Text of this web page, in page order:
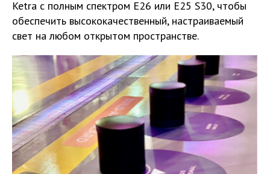
Ketra с полным спектром E26 или E25 S30, чтобы
обеспечить высококачественный, настраиваемый
свет на любом открытом пространстве.